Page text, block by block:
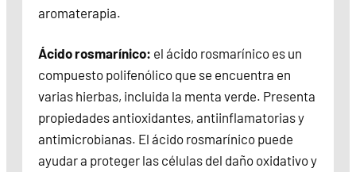
aromaterapia.
Ácido rosmarínico: el ácido rosmarínico es un
compuesto polifenólico que se encuentra en
varias hierbas, incluida la menta verde. Presenta
propiedades antioxidantes, antiinflamatorias y
antimicrobianas. El ácido rosmarínico puede
ayudar a proteger las células del daño oxidativo y